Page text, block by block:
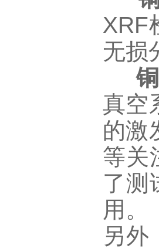
XRF
无损
真空
的激
等关
了测
用。
另外